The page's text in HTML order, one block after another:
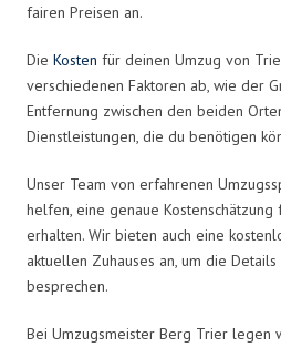
fairen Preisen an.
Die Kosten für deinen Umzug von
verschiedenen Faktoren ab, wie der
Entfernung zwischen den beiden
Dienstleistungen, die du benötigen
Unser Team von erfahrenen
helfen, eine genaue
erhalten. Wir bieten auch eine
aktuellen Zuhauses an, um die
besprechen.
Bei Umzugsmeister Berg Trier legen